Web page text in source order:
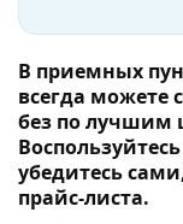
В приемных
всегда можете
без по лучшим
убедитесь
прайс-листа.